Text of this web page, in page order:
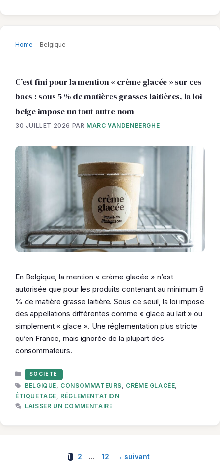
Home - Belgique
C’est fini pour la mention « crème glacée » sur ces
bacs : sous 5 % de matières grasses laitières, la loi
belge impose un tout autre nom
30 JUILLET 2026 PAR MARC VANDENBERGHE
En Belgique, la mention « crème glacée » n’est
autorisée que pour les produits contenant au minimum 8
% de matière grasse laitière. Sous ce seuil, la loi impose
des appellations différentes comme « glace au lait » ou
simplement « glace ». Une réglementation plus stricte
qu’en France, mais ignorée de la plupart des
consommateurs.
CATÉGORIES
SOCIÉTÉ
ÉTIQUETTES
BELGIQUE, CONSOMMATEURS, CRÈME GLACÉE,
ÉTIQUETAGE, RÉGLEMENTATION
LAISSER UN COMMENTAIRE
Page
1 Page
2 … Page
12 → suivant